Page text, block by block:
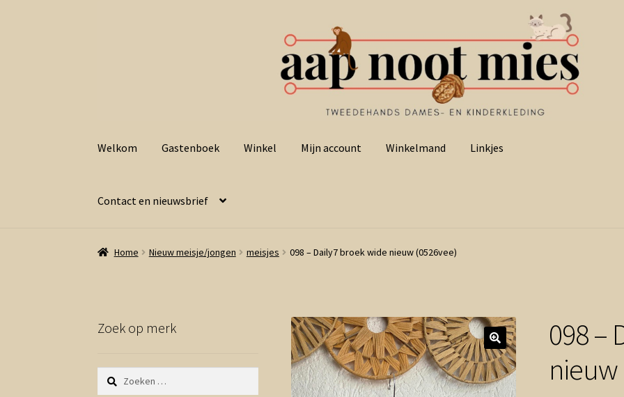
door
naar
Welkom Gastenboek Winkel Mijn account Winkelmand Linkjes
Contact en nieuwsbrief
Home Nieuw meisje/jongen meisjes 098 – Daily7 broek wide nieuw (0526vee)
098 –
nieuw
Zoek op merk
Zoeken
naar: